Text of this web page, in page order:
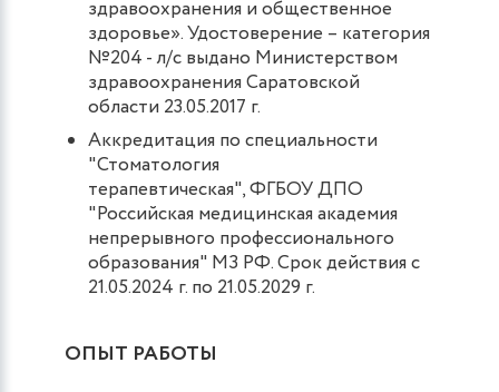
здравоохранения и общественное
здоровье». Удостоверение – категория
№204 - л/с выдано Министерством
здравоохранения Саратовской
области 23.05.2017 г.
Аккредитация по специальности
"Стоматология
терапевтическая", ФГБОУ ДПО
"Российская медицинская академия
непрерывного профессионального
образования" МЗ РФ. Срок действия с
21.05.2024 г. по 21.05.2029 г.
ОПЫТ РАБОТЫ